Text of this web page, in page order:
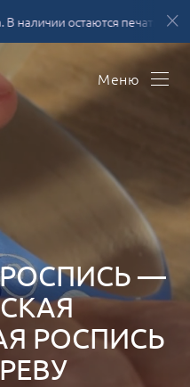
остаются печатные
Меню
—
РОСПИСЬ